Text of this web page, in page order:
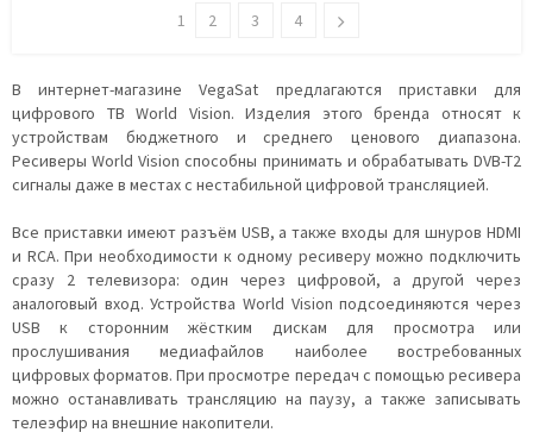
1 2 3 4
В интернет-магазине VegaSat предлагаются приставки для
цифрового ТВ World Vision. Изделия этого бренда относят к
устройствам бюджетного и среднего ценового диапазона.
Ресиверы World Vision способны принимать и обрабатывать DVB-T2
сигналы даже в местах с нестабильной цифровой трансляцией.
Все приставки имеют разъём USB, а также входы для шнуров HDMI
и RCA. При необходимости к одному ресиверу можно подключить
сразу 2 телевизора: один через цифровой, а другой через
аналоговый вход. Устройства World Vision подсоединяются через
USB к сторонним жёстким дискам для просмотра или
прослушивания медиафайлов наиболее востребованных
цифровых форматов. При просмотре передач с помощью ресивера
можно останавливать трансляцию на паузу, а также записывать
телеэфир на внешние накопители.